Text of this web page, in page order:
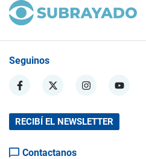
Seguinos
RECIBÍ EL NEWSLETTER
Contactanos